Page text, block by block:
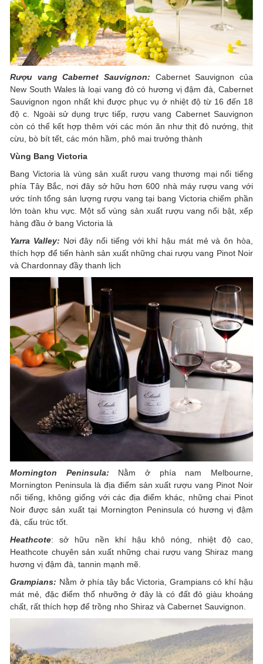
Rượu vang Cabernet Sauvignon: Cabernet Sauvignon của
New South Wales là loại vang đỏ có hương vị đậm đà, Cabernet
Sauvignon ngon nhất khi được phục vụ ở nhiệt độ từ 16 đến 18
độ c. Ngoài sử dụng trực tiếp, rượu vang Cabernet Sauvignon
còn có thể kết hợp thêm với các món ăn như thịt đỏ nướng, thịt
cừu, bò bít tết, các món hầm, phô mai trưởng thành
Vùng Bang Victoria
Bang Victoria là vùng sản xuất rượu vang thương mại nổi tiếng
phía Tây Bắc, nơi đây sở hữu hơn 600 nhà máy rượu vang với
ước tính tổng sản lượng rượu vang tại bang Victoria chiếm phần
lớn toàn khu vực. Một số vùng sản xuất rượu vang nổi bật, xếp
hàng đầu ở bang Victoria là
Yarra Valley: Nơi đây nổi tiếng với khí hậu mát mẻ và ôn hòa,
thích hợp để tiến hành sản xuất những chai rượu vang Pinot Noir
và Chardonnay đầy thanh lịch
Mornington Peninsula: Nằm ở phía nam Melbourne,
Mornington Peninsula là địa điểm sản xuất rượu vang Pinot Noir
nổi tiếng, không giống với các địa điểm khác, những chai Pinot
Noir được sản xuất tại Mornington Peninsula có hương vị đậm
đà, cấu trúc tốt.
Heathcote: sở hữu nền khí hậu khô nóng, nhiệt độ cao,
Heathcote chuyên sản xuất những chai rượu vang Shiraz mang
hương vị đậm đà, tannin mạnh mẽ.
Grampians: Nằm ở phía tây bắc Victoria, Grampians có khí hậu
mát mẻ, đặc điểm thổ nhưỡng ở đây là có đất đỏ giàu khoáng
chất, rất thích hợp để trồng nho Shiraz và Cabernet Sauvignon.